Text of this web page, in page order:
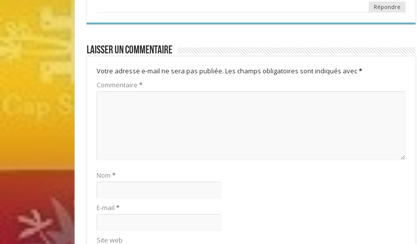
Répondre
Laisser un commentaire
Votre adresse e-mail ne sera pas publiée. Les champs obligatoires sont indiqués avec*
Commentaire *
Nom *
E-mail *
Site web